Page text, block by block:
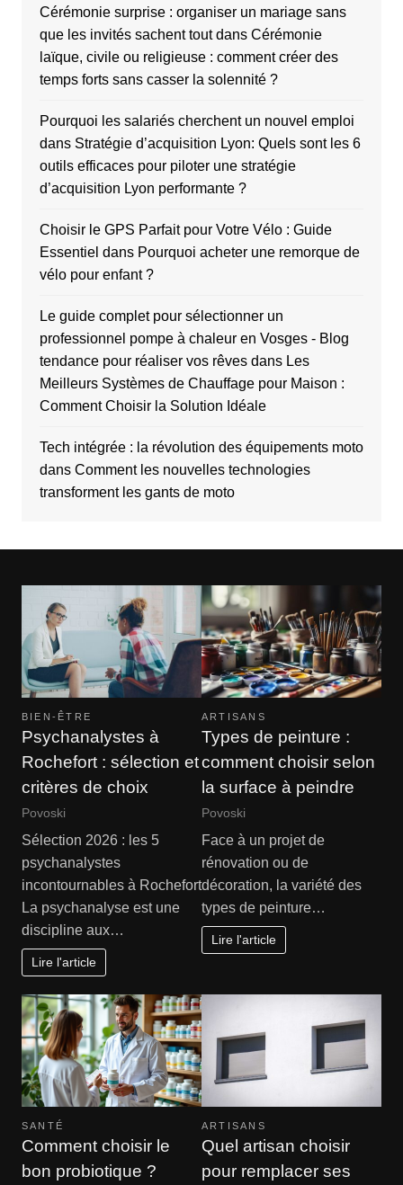
Cérémonie surprise : organiser un mariage sans
que les invités sachent toutdans Cérémonie
laïque, civile ou religieuse : comment créer des
temps forts sans casser la solennité ?
Pourquoi les salariés cherchent un nouvel emploi
dans Stratégie d’acquisition Lyon: Quels sont les 6
outils efficaces pour piloter une stratégie
d’acquisition Lyon performante ?
Choisir le GPS Parfait pour Votre Vélo : Guide
Essentiel dans Pourquoi acheter une remorque de
vélo pour enfant ?
Le guide complet pour sélectionner un
professionnel pompe à chaleur en Vosges - Blog
tendance pour réaliser vos rêvesdans Les
Meilleurs Systèmes de Chauffage pour Maison :
Comment Choisir la Solution Idéale
Tech intégrée : la révolution des équipements moto
dans Comment les nouvelles technologies
transforment les gants de moto
BIEN-ÊTRE
Psychanalystes à
Rochefort : sélection et
critères de choix
Povoski
Sélection 2026 : les 5
psychanalystes
incontournables à Rochefort
La psychanalyse est une
discipline aux…
Lire l'article
ARTISANS
Types de peinture :
comment choisir selon
la surface à peindre
Povoski
Face à un projet de
rénovation ou de
décoration, la variété des
types de peinture…
Lire l'article
SANTÉ
Comment choisir le
bon probiotique ?
ARTISANS
Quel artisan choisir
pour remplacer ses